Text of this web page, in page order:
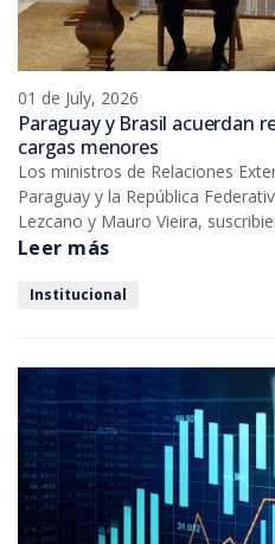
01 de July, 2026
Paraguay y Brasil acuerdan
cargas menores
Los ministros de Relaciones
Paraguay y la República
Lezcano y Mauro Vieira,
Sobre Regulación del Transporte
Mercosur (CMC), que se
Leer más
Institucional